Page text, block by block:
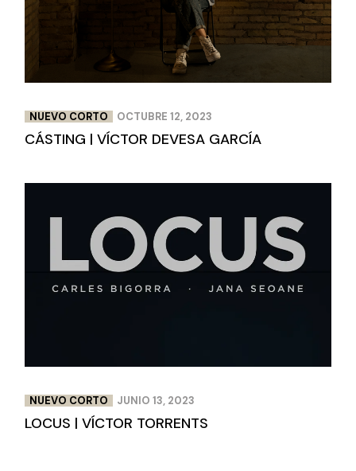
NUEVO CORTO OCTUBRE 12, 2023
CÁSTING | VÍCTOR DEVESA GARCÍA
NUEVO CORTO JUNIO 13, 2023
LOCUS | VÍCTOR TORRENTS